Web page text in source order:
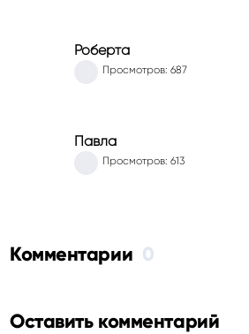
Роберта
Просмотров: 687
Павла
Просмотров: 613
Комментарии 0
Оставить комментарий